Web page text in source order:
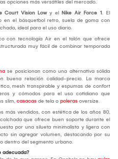
opciones más versátiles del mercado.
Court Vision Low y el Nike Air Force 1. El
en el básquetbol retro, suela de goma con
ideal para el uso diario.
con tecnología Air en el talón que ofrece
muy fácil de combinar temporada
se posicionan como una alternativa sólida
buena relación calidad-precio. La marca
mesh transpirable y espumas de confort
y cómodos para el uso cotidiano que
slim, casacas de tela o poleras oversize.
más vendidos, con estética de los años 80,
que ofrece buen soporte durante el
por una silueta minimalista y ligera con
sin agregar volumen, destacando por su
dentro del segmento urbano.
adecuada?